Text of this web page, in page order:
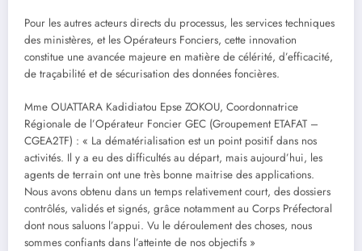
Pour les autres acteurs directs du processus, les services techniques
des ministères, et les Opérateurs Fonciers, cette innovation
constitue une avancée majeure en matière de célérité, d’efficacité,
de traçabilité et de sécurisation des données foncières.
Mme OUATTARA Kadidiatou Epse ZOKOU, Coordonnatrice
Régionale de l’Opérateur Foncier GEC (Groupement ETAFAT –
CGEA2TF) : « La dématérialisation est un point positif dans nos
activités. Il y a eu des difficultés au départ, mais aujourd’hui, les
agents de terrain ont une très bonne maitrise des applications.
Nous avons obtenu dans un temps relativement court, des dossiers
contrôlés, validés et signés, grâce notamment au Corps Préfectoral
dont nous saluons l’appui. Vu le déroulement des choses, nous
sommes confiants dans l’atteinte de nos objectifs »